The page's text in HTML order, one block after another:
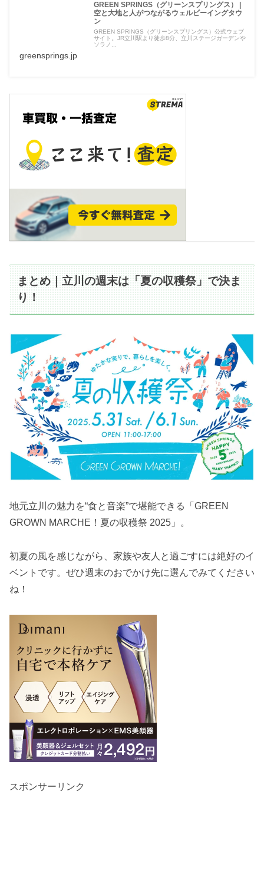
GREEN SPRINGS（グリーンスプリングス） |
空と大地と人がつながるウェルビーイングタウ
ン
GREEN SPRINGS（グリーンスプリングス）公式ウェブ
サイト。JR立川駅より徒歩8分、立川ステージガーデンや
ソラノ...
greensprings.jp
まとめ｜立川の週末は「夏の収穫祭」で決ま
り！
地元立川の魅力を“食と音楽”で堪能できる「GREEN
GROWN MARCHE！夏の収穫祭 2025」。
初夏の風を感じながら、家族や友人と過ごすには絶好のイ
ベントです。ぜひ週末のおでかけ先に選んでみてください
ね！
スポンサーリンク